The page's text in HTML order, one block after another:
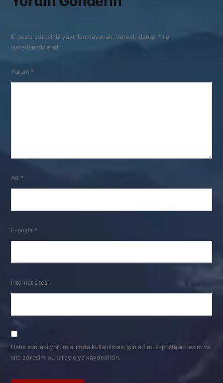
E-posta adresiniz yayınlanmayacak. Gerekli alanlar * ile
işaretlenmişlerdir
Yorum *
Ad *
E-posta *
İnternet sitesi
Daha sonraki yorumlarımda kullanılması için adım, e-posta adresim ve
site adresim bu tarayıcıya kaydedilsin.